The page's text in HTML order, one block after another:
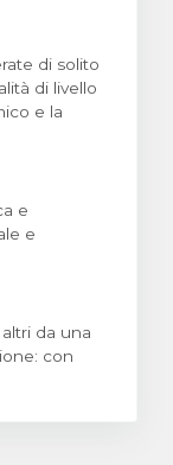
di solito
di livello
e la
e
e
da una
con